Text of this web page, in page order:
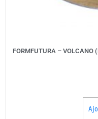
FORMFUTURA –